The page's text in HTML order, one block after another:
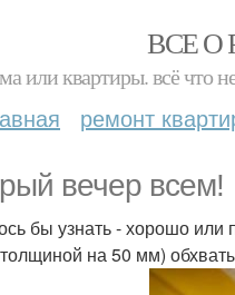
ВСЕ О
или квартиры. всё
ремонт
вечер всем!
бы узнать - хорошо или
на 50 мм)